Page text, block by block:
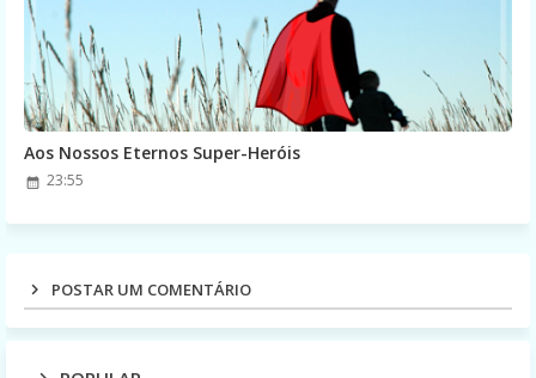
Aos Nossos Eternos Super-Heróis
23:55
POSTAR UM COMENTÁRIO